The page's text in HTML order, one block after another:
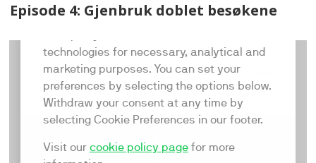
Episode 4: Gjenbruk doblet besøkene